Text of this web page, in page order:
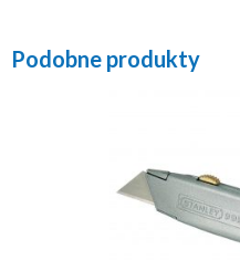
Podobne produkty